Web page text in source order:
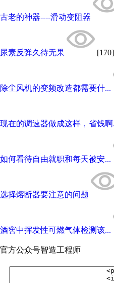
古老的神器----滑动变阻器
尿素反弹久待无果 [170]
除尘风机的变频改造都需要什...
现在的调速器做成这样，省钱啊
如何看待自由就职和每天被安...
选择熔断器要注意的问题
酒窖中挥发性可燃气体检测该...
官方公众号智造工程师